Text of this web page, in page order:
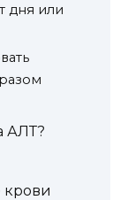
дня или
АЛТ?
крови